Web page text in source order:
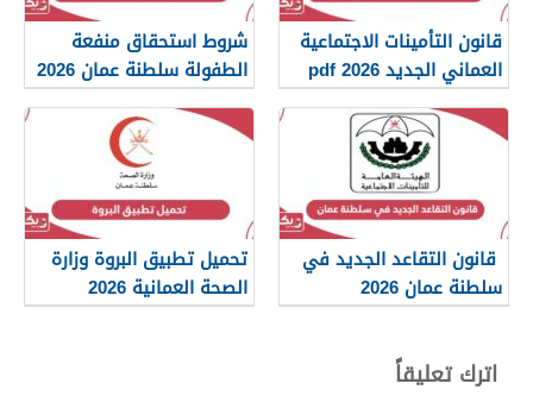
قانون التأمينات الاجتماعية
العماني الجديد 2026 pdf
شروط استحقاق منفعة
الطفولة سلطنة عمان 2026
قانون التقاعد الجديد في
سلطنة عمان 2026
تحميل تطبيق البروة وزارة
الصحة العمانية 2026
اترك تعليقاً